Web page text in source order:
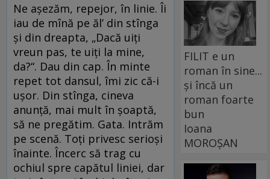
Ne așezăm, repejor, în linie. Îi
iau de mînă pe ăl’ din stînga
și din dreapta, „Dacă uiți
vreun pas, te uiți la mine,
da?“. Dau din cap. În minte
repet tot dansul, îmi zic că-i
ușor. Din stînga, cineva
anunță, mai mult în șoaptă,
să ne pregătim. Gata. Intrăm
pe scenă. Toți privesc serioși
înainte. Încerc să trag cu
ochiul spre capătul liniei, dar
FILIT e un
roman în sine...
și încă un
roman foarte
bun
Ioana
MOROȘAN